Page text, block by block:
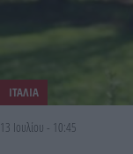
ΙΤΑΛΙΑ
13 Ιουλίου - 10:45